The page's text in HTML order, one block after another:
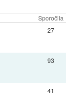
Sporočila
27
93
41